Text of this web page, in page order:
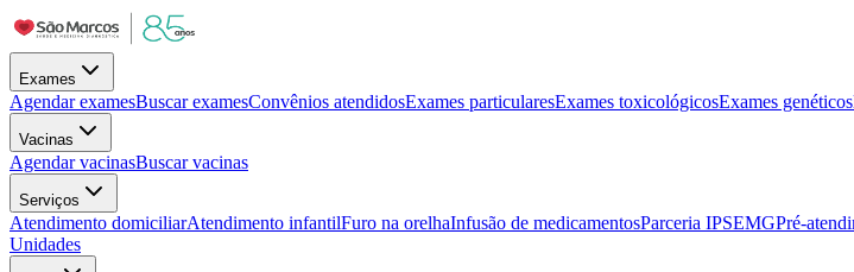
Exames
Agendar examesBuscar examesConvênios atendidosExames particularesExames toxicológicosExames genéticos
Vacinas
Agendar vacinasBuscar vacinas
Serviços
Atendimento domiciliarAtendimento infantilFuro na orelhaInfusão de medicamentosParceria IPSEMGPré-
Unidades